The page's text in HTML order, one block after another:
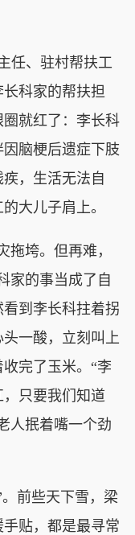
、驻村帮扶工
科家的帮扶担
就红了：李长科
脑梗后遗症下肢
，生活无法自
大儿子肩上。
垮。但再难，
家的事当成了自
到李长科拄着拐
一酸，立刻叫上
完了玉米。“李
只要我们知道
人抿着嘴一个劲
前些天下雪，梁
贴，都是最寻常